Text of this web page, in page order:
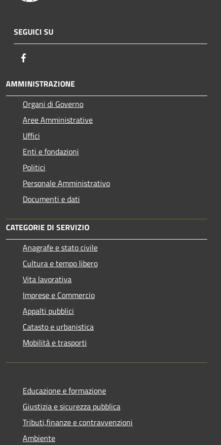
SEGUICI SU
AMMINISTRAZIONE
Organi di Governo
Aree Amministrative
Uffici
Enti e fondazioni
Politici
Personale Amministrativo
Documenti e dati
CATEGORIE DI SERVIZIO
Anagrafe e stato civile
Cultura e tempo libero
Vita lavorativa
Imprese e Commercio
Appalti pubblici
Catasto e urbanistica
Mobilità e trasporti
Educazione e formazione
Giustizia e sicurezza pubblica
Tributi,finanze e contravvenzioni
Ambiente